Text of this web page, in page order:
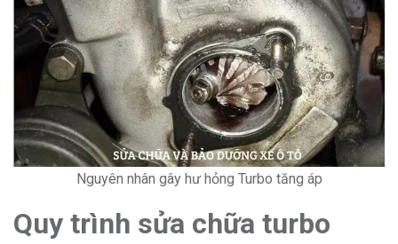
Nguyên nhân gây hư hỏng Turbo tăng áp
Quy trình sửa chữa turbo